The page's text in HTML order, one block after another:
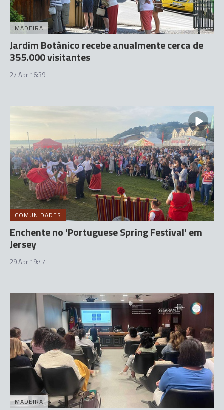
MADEIRA
Jardim Botânico recebe anualmente cerca de
355.000 visitantes
27 Abr 16:39
COMUNIDADES
Enchente no 'Portuguese Spring Festival' em
Jersey
29 Abr 19:47
MADEIRA